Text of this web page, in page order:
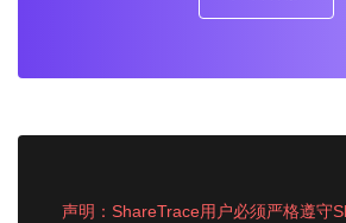
声明：ShareTrace用户必须严格遵守